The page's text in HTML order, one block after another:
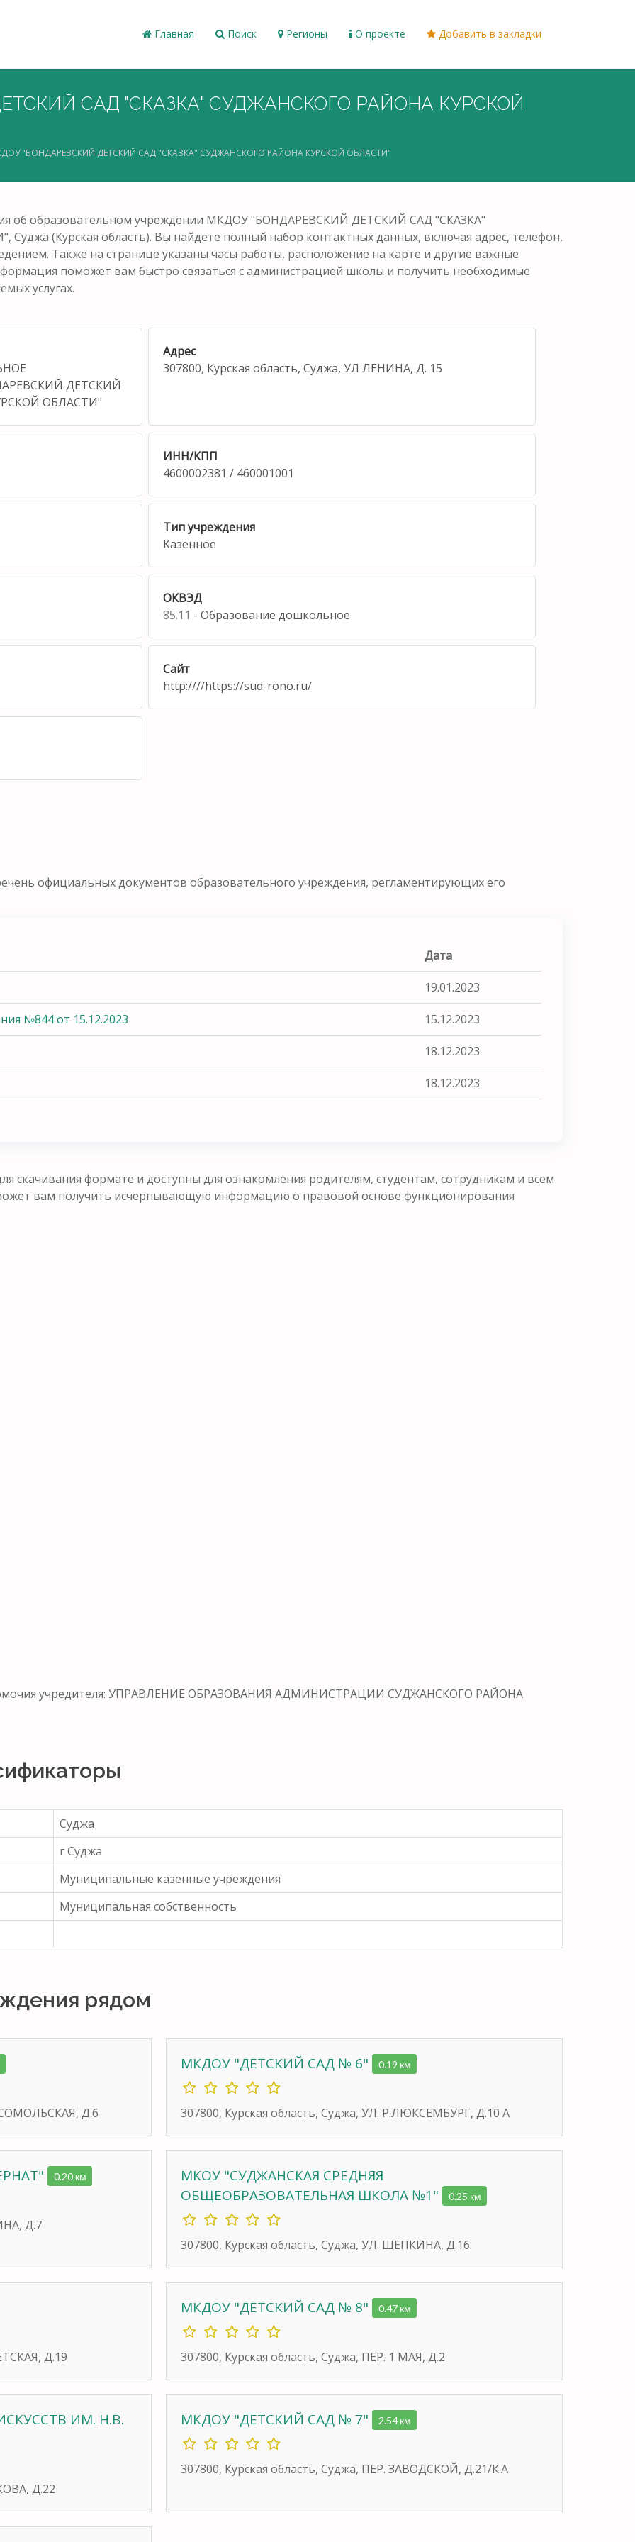
Главная Поиск Регионы О проекте Добавить в закладки
САД "СКАЗКА" СУДЖАНСКОГО РАЙОНА КУРСКОЙ
"БОНДАРЕВСКИЙ ДЕТСКИЙ САД "СКАЗКА" СУДЖАНСКОГО РАЙОНА КУРСКОЙ ОБЛАСТИ"
об образовательном учреждении МКДОУ "БОНДАРЕВСКИЙ ДЕТСКИЙ САД "СКАЗКА"
(Курская область). Вы найдете полный набор контактных данных, включая адрес, телефон,
Также на странице указаны часы работы, расположение на карте и другие важные
поможет вам быстро связаться с администрацией школы и получить необходимые
услугах.
ДЕТСКИЙ
ОБЛАСТИ"
Адрес
307800, Курская область, Суджа, УЛ ЛЕНИНА, Д. 15
ИНН/КПП
4600002381 / 460001001
Тип учреждения
Казённое
ОКВЭД
85.11 - Образование дошкольное
Сайт
http:////https://sud-rono.ru/
официальных документов образовательного учреждения, регламентирующих его
Дата
19.01.2023
№844 от 15.12.2023 15.12.2023
18.12.2023
18.12.2023
скачивания формате и доступны для ознакомления родителям, студентам, сотрудникам и всем
вам получить исчерпывающую информацию о правовой основе функционирования
учредителя: УПРАВЛЕНИЕ ОБРАЗОВАНИЯ АДМИНИСТРАЦИИ СУДЖАНСКОГО РАЙОНА
Суджа
г Суджа
Муниципальные казенные учреждения
Муниципальная собственность
рядом
Д.6
МКДОУ "ДЕТСКИЙ САД № 6" 0.19 км
307800, Курская область, Суджа, УЛ. Р.ЛЮКСЕМБУРГ, Д.10 А
0.20 км
Д.7
МКОУ "СУДЖАНСКАЯ СРЕДНЯЯ
ОБЩЕОБРАЗОВАТЕЛЬНАЯ ШКОЛА №1"
0.25 км
307800, Курская область, Суджа, УЛ. ЩЕПКИНА, Д.16
Д.19
МКДОУ "ДЕТСКИЙ САД № 8" 0.47 км
307800, Курская область, Суджа, ПЕР. 1 МАЯ, Д.2
ИМ. Н.В.
Д.22
МКДОУ "ДЕТСКИЙ САД № 7" 2.54 км
307800, Курская область, Суджа, ПЕР. ЗАВОДСКОЙ, Д.21/К.А